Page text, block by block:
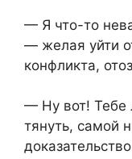
— Я что-то
— желая уйти
конфликта,
— Ну вот! Тебе
тянуть, самой